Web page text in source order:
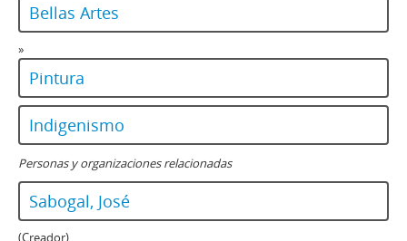
Bellas Artes
»
Pintura
Indigenismo
Personas y organizaciones relacionadas
Sabogal, José
(Creador)